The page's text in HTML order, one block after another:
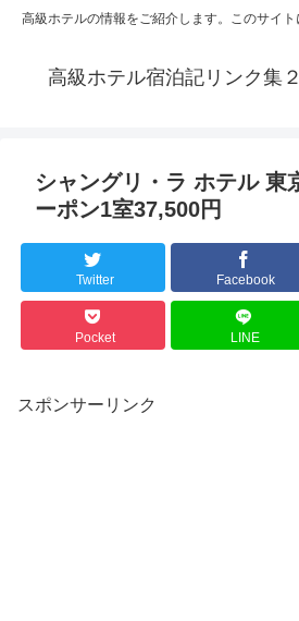
高級ホテルの情報をご紹介します。このサイト
高級ホテル宿泊記リンク集
シャングリ・ラ ホテル 東
ーポン1室37,500円
Twitter Facebook
Pocket LINE
スポンサーリンク